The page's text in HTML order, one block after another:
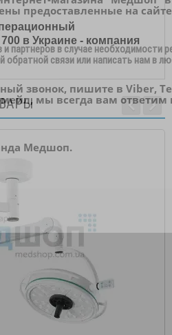
в Украине - компания
предоставленные на сайте
партнеров в случае необходимости
обратной связи или написать нам в
звонок, пишите в Viber,
мы всегда вам ответим
Медшоп.